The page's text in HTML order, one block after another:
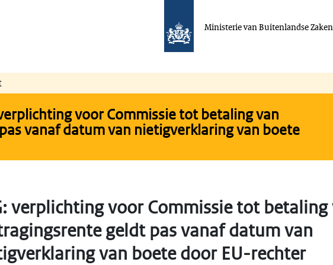
Ministerie van Buitenlandse Zaken
voor Commissie tot betaling van
vanaf datum van nietigverklaring van boete
verplichting voor Commissie tot betaling
geldt pas vanaf datum van
van boete door EU-rechter